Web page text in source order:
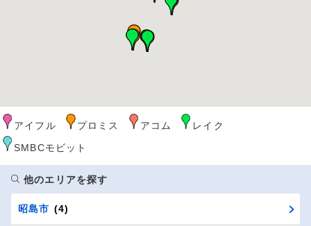
アイフル プロミス アコム
レイク
SMBCモビット
他のエリアを探す
昭島市 (4)